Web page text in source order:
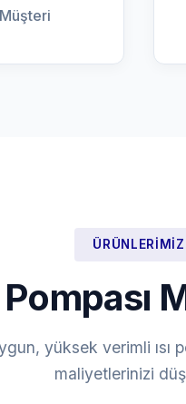
ÜRÜNLERIMIZ
Pompası
yüksek verimli ısı
maliyetlerinizi